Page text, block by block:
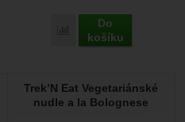
Porovnat
Do
košíku
Trek’N Eat Vegetariánské
nudle a la Bolognese